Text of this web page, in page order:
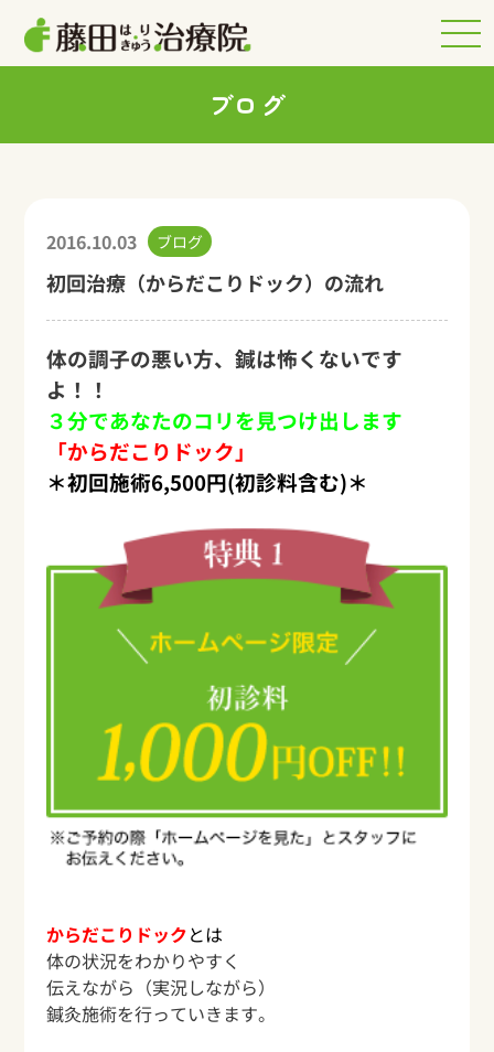
ブログ
2016.10.03 ブログ
初回治療（からだこりドック）の流れ
体の調子の悪い方、鍼は怖くないです
よ！！
３分であなたのコリを見つけ出します
「からだこりドック」
＊初回施術6,500円(初診料含む)＊
からだこりドックとは
体の状況をわかりやすく
伝えながら（実況しながら）
鍼灸施術を行っていきます。